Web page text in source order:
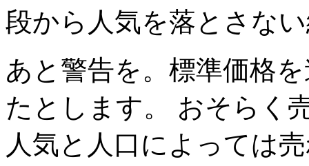
段から人気を落とさな
あと警告を。標準価格
たとします。 おそらく
人気と人口によっては